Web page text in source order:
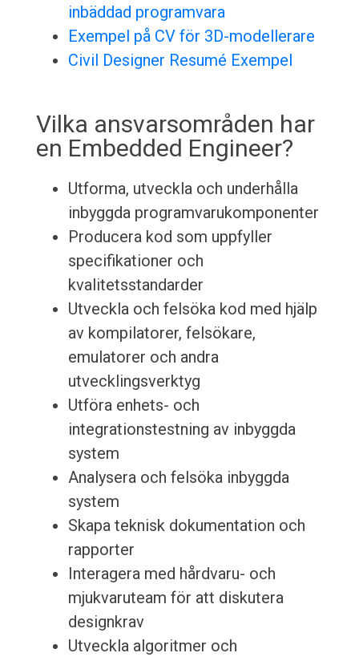
inbäddad programvara
Exempel på CV för 3D-modellerare
Civil Designer Resumé Exempel
Vilka ansvarsområden har
en Embedded Engineer?
Utforma, utveckla och underhålla
inbyggda programvarukomponenter
Producera kod som uppfyller
specifikationer och
kvalitetsstandarder
Utveckla och felsöka kod med hjälp
av kompilatorer, felsökare,
emulatorer och andra
utvecklingsverktyg
Utföra enhets- och
integrationstestning av inbyggda
system
Analysera och felsöka inbyggda
system
Skapa teknisk dokumentation och
rapporter
Interagera med hårdvaru- och
mjukvaruteam för att diskutera
designkrav
Utveckla algoritmer och